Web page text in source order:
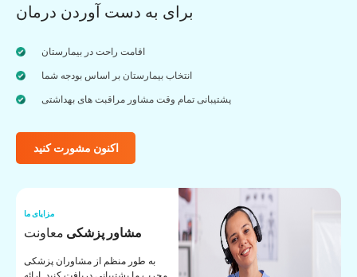
برای به دست آوردن درمان
اقامت راحت در بیمارستان
انتخاب بیمارستان بر اساس بودجه شما
پشتیبانی تمام وقت مشاور مراقبت های بهداشتی
اکنون مشورت کنید
مزایای ما
مشاور پزشکی معاونت
به طور منظم از مشاوران پزشکی